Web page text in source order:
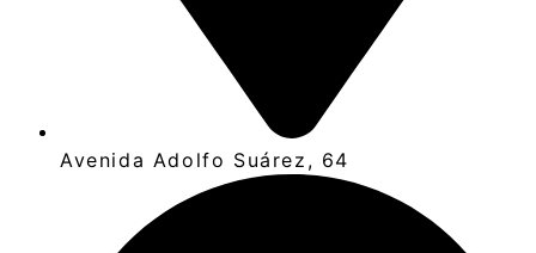
Avenida Adolfo Suárez, 64